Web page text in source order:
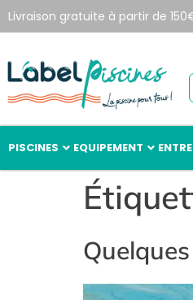
Livraison gratuite à partir de
PISCINES EQUIPEMENT